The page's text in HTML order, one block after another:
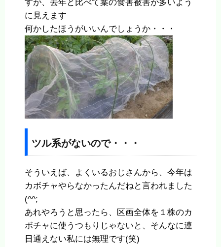
すが、去年と比べて葉の食害被害が多いよう
に見えます
何かしたほうがいいんでしょうか・・・
ツル系がないので・・・
そういえば、よくいるおじさんから、今年は
カボチャやらなかったんだねと言われました
(^^;
あれやろうと思ったら、区画全体を１株のカ
ボチャに使うつもりじゃないと、そんなに連
日通えない私には無理です(笑)